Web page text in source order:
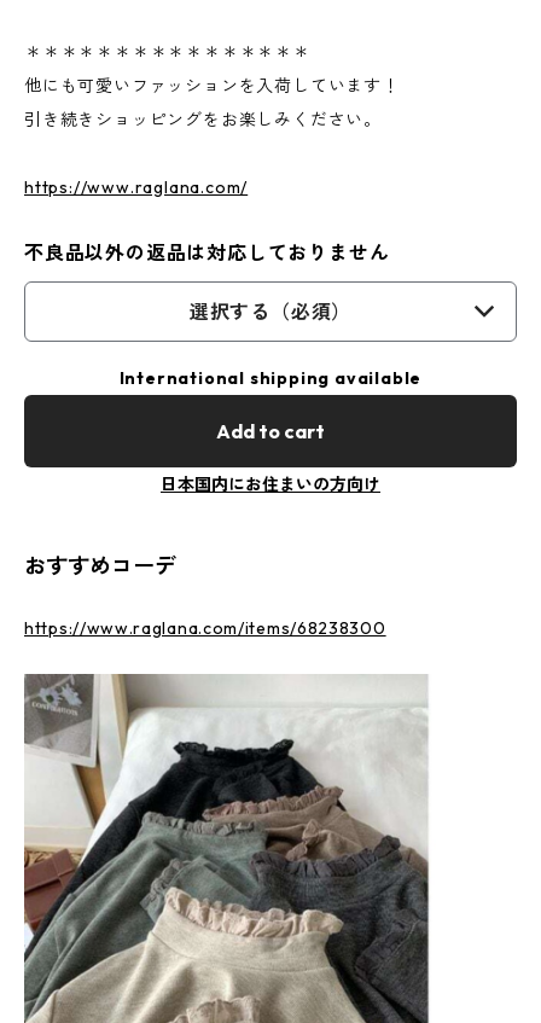
＊＊＊＊＊＊＊＊＊＊＊＊＊＊＊＊
他にも可愛いファッションを入荷しています！
引き続きショッピングをお楽しみください。
https://www.raglana.com/
不良品以外の返品は対応しておりません
選択する（必須）
International shipping available
Add to cart
日本国内にお住まいの方向け
おすすめコーデ
https://www.raglana.com/items/68238300